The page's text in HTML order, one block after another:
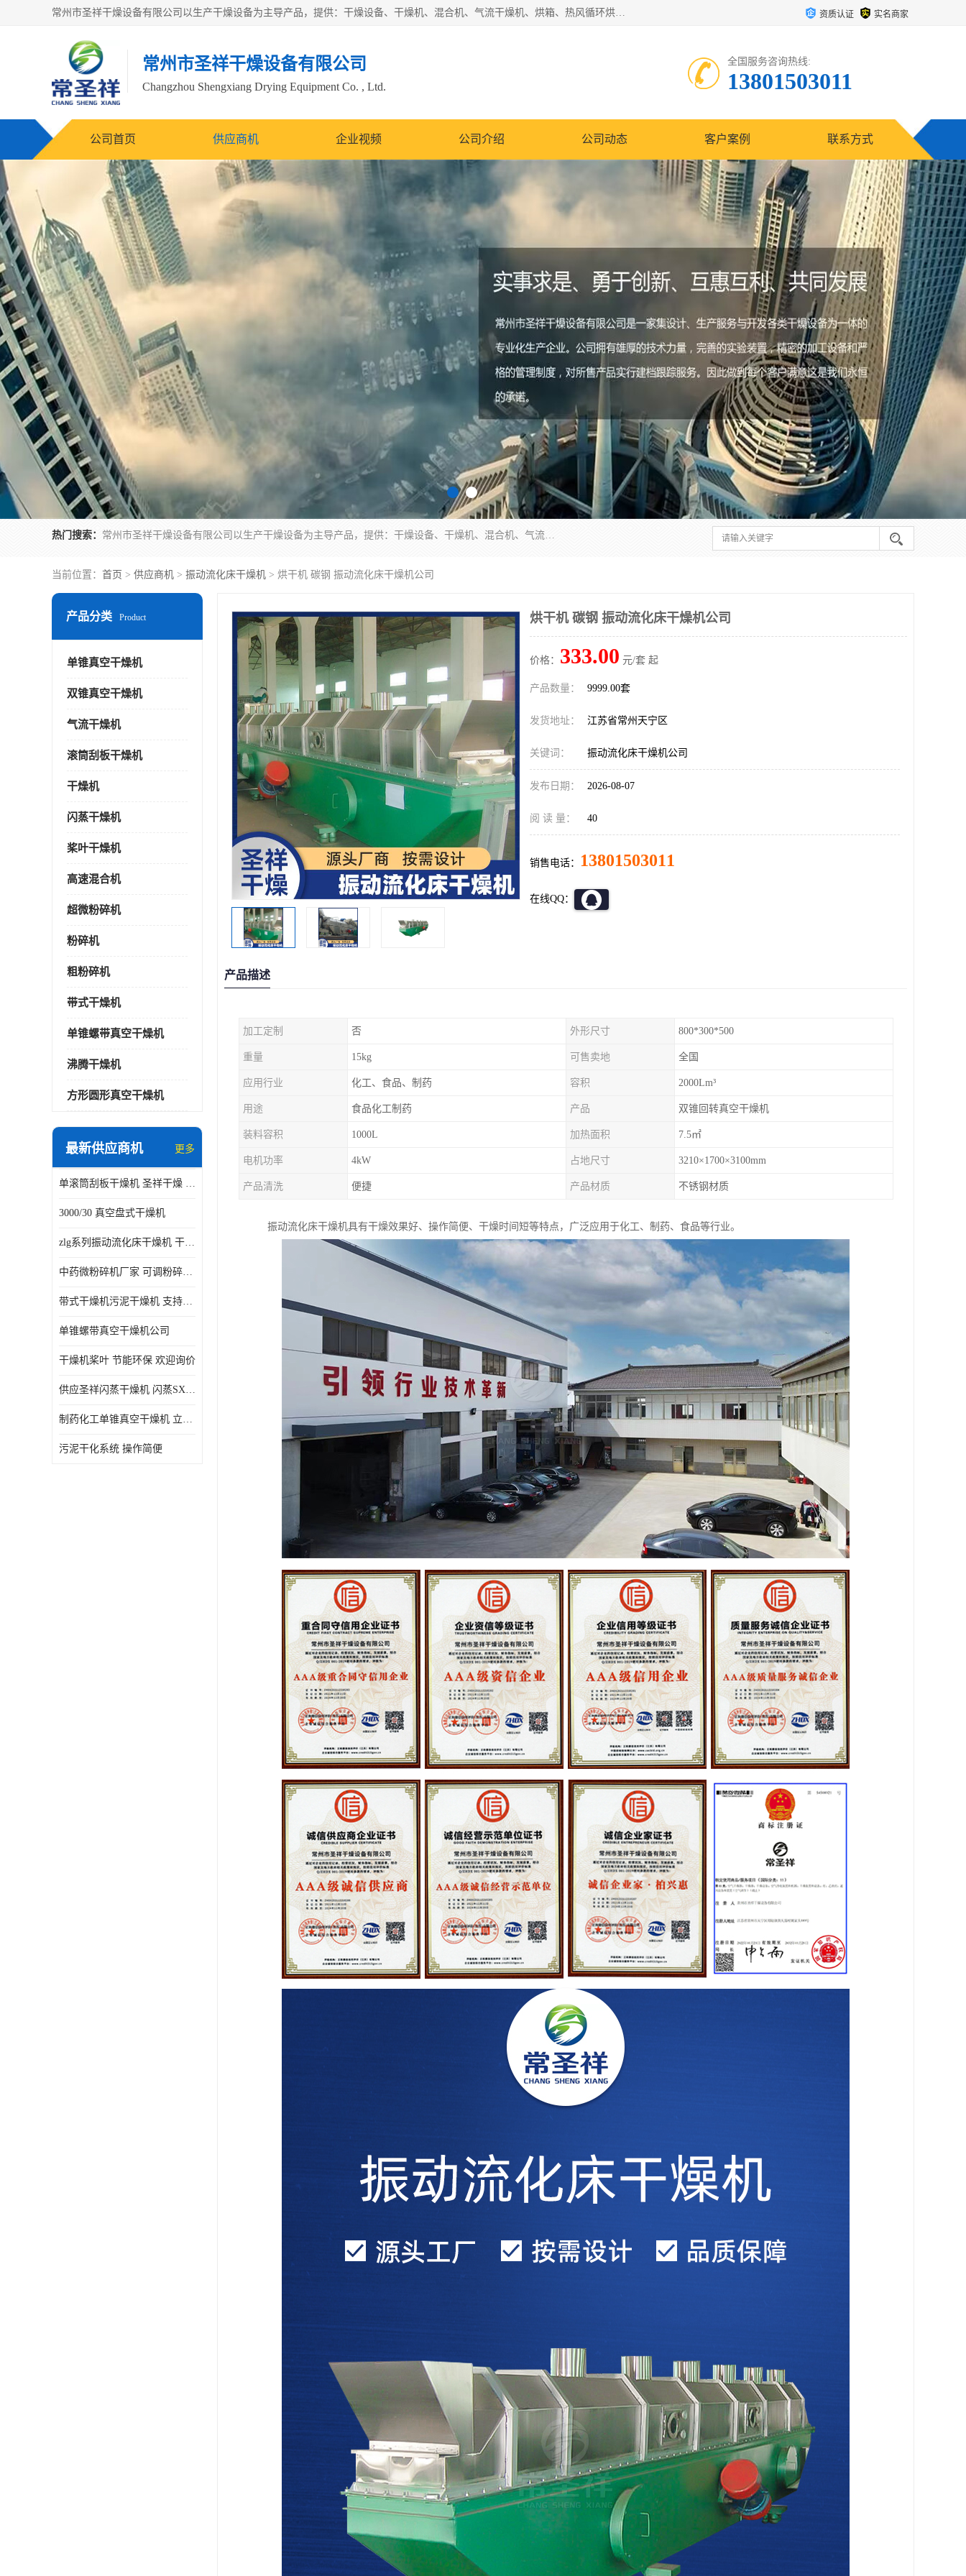
常州市圣祥干燥设备有限公司以生产干燥设备为主导产品，提供：干燥设备、干燥机、混合机、气流干燥机、烘箱、热风循环烘箱、沸腾干燥机、烘干机、喷雾干燥机等产品的生产、制造与销售服务。 资质认证 实名商家
常州市圣祥干燥设备有限公司
Changzhou Shengxiang Drying Equipment Co. , Ltd.
全国服务咨询热线:
13801503011
公司首页 供应商机 企业视频 公司介绍 公司动态 客户案例 联系方式
热门搜索： 常州市圣祥干燥设备有限公司以生产干燥设备为主导产品，提供：干燥设备、干燥机、混合机、气流干燥机、烘箱、热风循环烘箱、沸腾干燥机、烘干机、喷雾干燥机等产品的生产、制造与销售服务。
当前位置： 首页 > 供应商机 > 振动流化床干燥机 > 烘干机 碳钢 振动流化床干燥机公司
产品分类 Product
单锥真空干燥机
双锥真空干燥机
气流干燥机
滚筒刮板干燥机
干燥机
闪蒸干燥机
桨叶干燥机
高速混合机
超微粉碎机
粉碎机
粗粉碎机
带式干燥机
单锥螺带真空干燥机
沸腾干燥机
方形圆形真空干燥机
最新供应商机 更多
单滚筒刮板干燥机 圣祥干燥 单辊
3000/30 真空盘式干燥机
zlg系列振动流化床干燥机 干燥速率 粉体干燥
中药微粉碎机厂家 可调粉碎粒度
带式干燥机污泥干燥机 支持定制 价格优惠
单锥螺带真空干燥机公司
干燥机桨叶 节能环保 欢迎询价
供应圣祥闪蒸干燥机 闪蒸SXG-16型干燥机
制药化工单锥真空干燥机 立式锥形螺带搅拌式真空烘干机
污泥干化系统 操作简便
烘干机 碳钢 振动流化床干燥机公司
价格： 333.00 元/套 起
产品数量： 9999.00套
发货地址： 江苏省常州天宁区
关键词： 振动流化床干燥机公司
发布日期： 2026-08-07
阅 读 量： 40
销售电话： 13801503011
在线QQ：
产品描述
加工定制 否 外形尺寸 800*300*500
重量 15kg 可售卖地 全国
应用行业 化工、食品、制药 容积 2000Lm³
用途 食品化工制药 产品 双锥回转真空干燥机
装料容积 1000L 加热面积 7.5㎡
电机功率 4kW 占地尺寸 3210×1700×3100mm
产品清洗 便捷 产品材质 不锈钢材质
振动流化床干燥机具有干燥效果好、操作简便、干燥时间短等特点，广泛应用于化工、制药、食品等行业。